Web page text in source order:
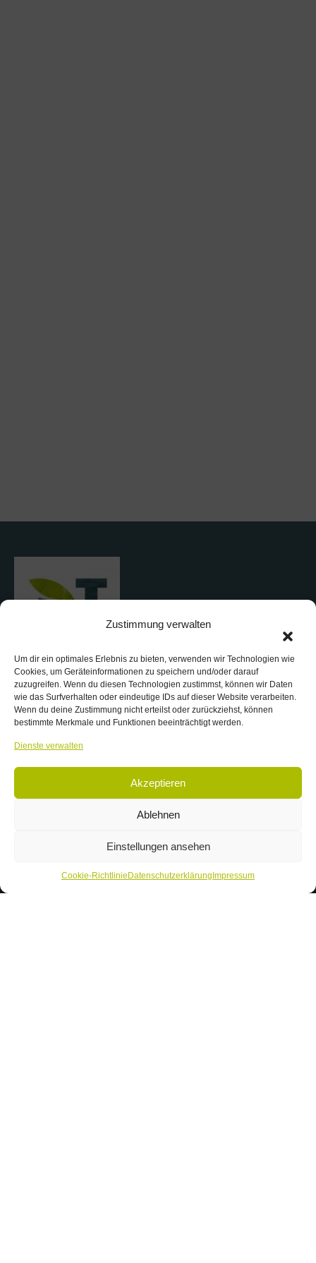
Zustimmung verwalten
Um dir ein optimales Erlebnis zu bieten, verwenden wir Technologien wie
Cookies, um Geräteinformationen zu speichern und/oder darauf
zuzugreifen. Wenn du diesen Technologien zustimmst, können wir Daten
wie das Surfverhalten oder eindeutige IDs auf dieser Website verarbeiten.
Wenn du deine Zustimmung nicht erteilst oder zurückziehst, können
bestimmte Merkmale und Funktionen beeinträchtigt werden.
Dienste verwalten
Akzeptieren
Ablehnen
Einstellungen ansehen
Cookie-Richtlinie Datenschutzerklärung Impressum
Kontakt
Forum Natur Brandenburg e.V.
Telefon: +49 (331) 58 17 96 60
Email: info@forum-natur-brandenburg.de